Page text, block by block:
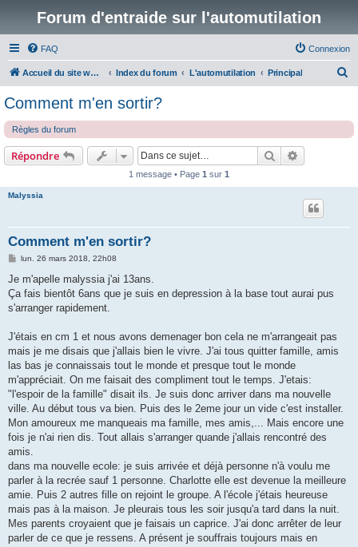
Forum d'entraide sur l'automutilation
FAQ Connexion
Accueil du site www.automutilations.info Index du forum L'automutilation Principal
c
e
Comment m'en sortir?
Règles du forum
Répondre Rechercher
1 message • Page 1 sur 1
Malyssia
Comment m'en sortir?
M
s
a
g
lun. 26 mars 2018, 22h08
Je m'apelle malyssia j'ai 13ans.
Ça fais bientôt 6ans que je suis en depression à la base tout aurai pus
s'arranger rapidement.
J'étais en cm 1 et nous avons demenager bon cela ne m'arrangeait pas
mais je me disais que j'allais bien le vivre. J'ai tous quitter famille, amis
las bas je connaissais tout le monde et presque tout le monde
m'appréciait. On me faisait des compliment tout le temps. J'etais:
"l'espoir de la famille" disait ils. Je suis donc arriver dans ma nouvelle
ville. Au début tous va bien. Puis des le 2eme jour un vide c'est installer.
Mon amoureux me manqueais ma famille, mes amis,... Mais encore une
fois je n'ai rien dis. Tout allais s'arranger quande j'allais rencontré des
amis.
dans ma nouvelle ecole: je suis arrivée et déjà personne n'à voulu me
parler à la recrée sauf 1 personne. Charlotte elle est devenue la meilleure
amie. Puis 2 autres fille on rejoint le groupe. A l'école j'étais heureuse
mais pas à la maison. Je pleurais tous les soir jusqu'a tard dans la nuit.
Mes parents croyaient que je faisais un caprice. J'ai donc arrêter de leur
parler de ce que je ressens. A présent je souffrais toujours mais en